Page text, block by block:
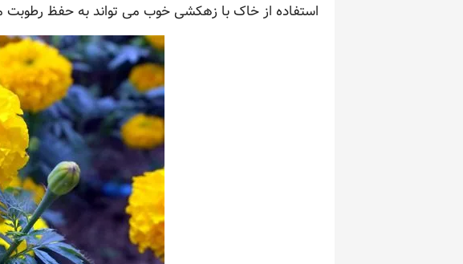
استفاده از خاک با زهکشی خوب می تواند به حفظ